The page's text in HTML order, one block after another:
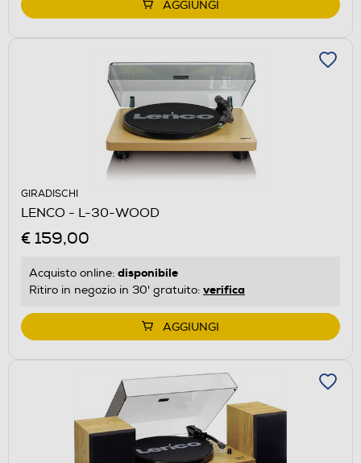
AGGIUNGI
GIRADISCHI
LENCO - L-30-WOOD
€ 159,00
Acquisto online: disponibile
Ritiro in negozio in 30' gratuito: verifica
AGGIUNGI